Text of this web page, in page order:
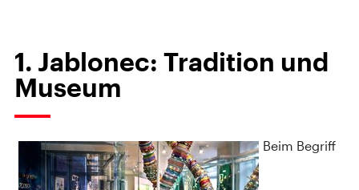
1. Jablonec: Tradition und
Museum
Beim Begriff